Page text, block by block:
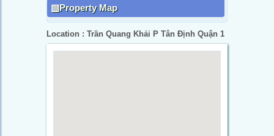
Property Map
Location : Trần Quang Khải P Tân Định Quận 1